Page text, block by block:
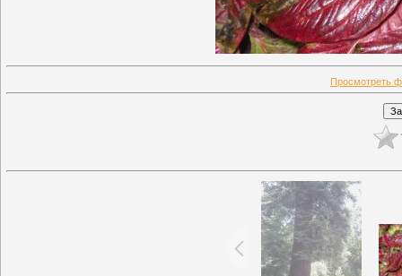
Просмотреть